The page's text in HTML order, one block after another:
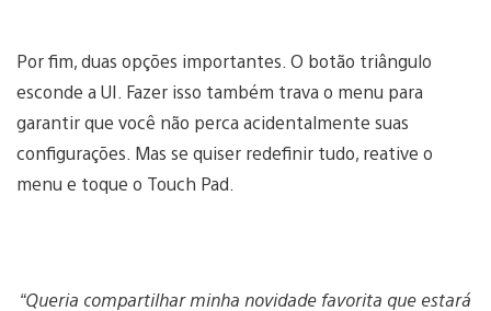
Por fim, duas opções importantes. O botão triângulo
esconde a UI. Fazer isso também trava o menu para
garantir que você não perca acidentalmente suas
configurações. Mas se quiser redefinir tudo, reative o
menu e toque o Touch Pad.
“Queria compartilhar minha novidade favorita que estará